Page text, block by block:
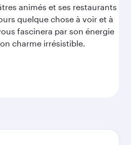
animés et ses restaurants
quelque chose à voir et à
fascinera par son énergie
charme irrésistible.